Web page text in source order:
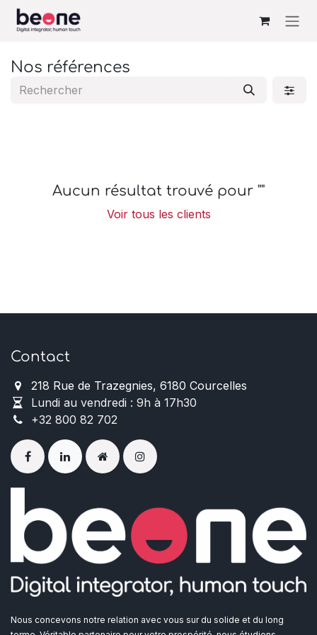
Se rendre au contenu
Nos références
Aucun résultat trouvé pour ""
Voir tous les clients
Contact
218 Rue de Trazegnies, 6180 Courcelles
Lundi au vendredi : 9h à 17h30
+32 800 82 702
Nous concevons notre relation avec vous sur du solide et du long